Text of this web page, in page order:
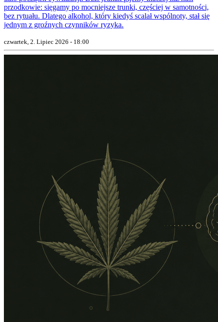
przodkowie: sięgamy po mocniejsze trunki, częściej w samotności,
bez rytuału. Dlatego alkohol, który kiedyś scalał wspólnoty, stał się
jednym z groźnych czynników ryzyka.
czwartek, 2. Lipiec 2026 - 18:00